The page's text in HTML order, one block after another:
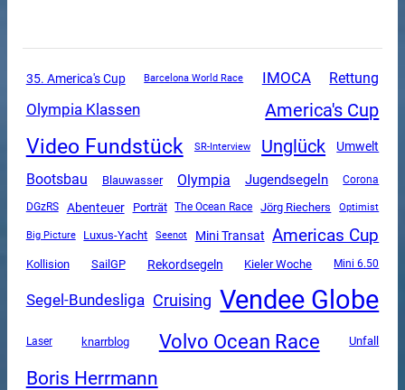
35. America's Cup Barcelona World Race IMOCA Rettung
Olympia Klassen America's Cup
Video Fundstück SR-Interview Unglück Umwelt
Bootsbau Blauwasser Olympia Jugendsegeln Corona
DGzRS Abenteuer Porträt The Ocean Race Jörg Riechers Optimist
Big Picture Luxus-Yacht Seenot Mini Transat Americas Cup
Kollision SailGP Rekordsegeln Kieler Woche Mini 6.50
Segel-Bundesliga Cruising Vendee Globe
Laser knarrblog Volvo Ocean Race Unfall
Boris Herrmann